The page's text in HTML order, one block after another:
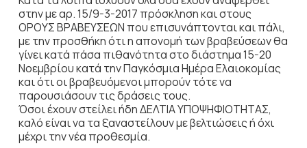
στην με αρ. 15/9-3-2017 πρόσκληση και στους
ΟΡΟΥΣ ΒΡΑΒΕΥΣΕΩΝ που επισυνάπτονται και πάλι,
με την προσθήκη ότι η απονομή των βραβεύσεων θα
γίνει κατά πάσα πιθανότητα στο διάστημα 15-20
Νοεμβρίου κατά την Παγκόσμια Ημέρα Ελαιοκομίας
και ότι οι βραβευόμενοι μπορούν τότε να
παρουσιάσουν τις δράσεις τους.
Όσοι έχουν στείλει ήδη ΔΕΛΤΙΑ ΥΠΟΨΗΦΙΟΤΗΤΑΣ,
καλό είναι να τα ξαναστείλουν με βελτιώσεις ή όχι
μέχρι την νέα προθεσμία.